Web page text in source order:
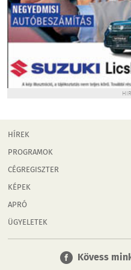
HÍREK
PROGRAMOK
CÉGREGISZTER
KÉPEK
APRÓ
ÜGYELETEK
Kövess